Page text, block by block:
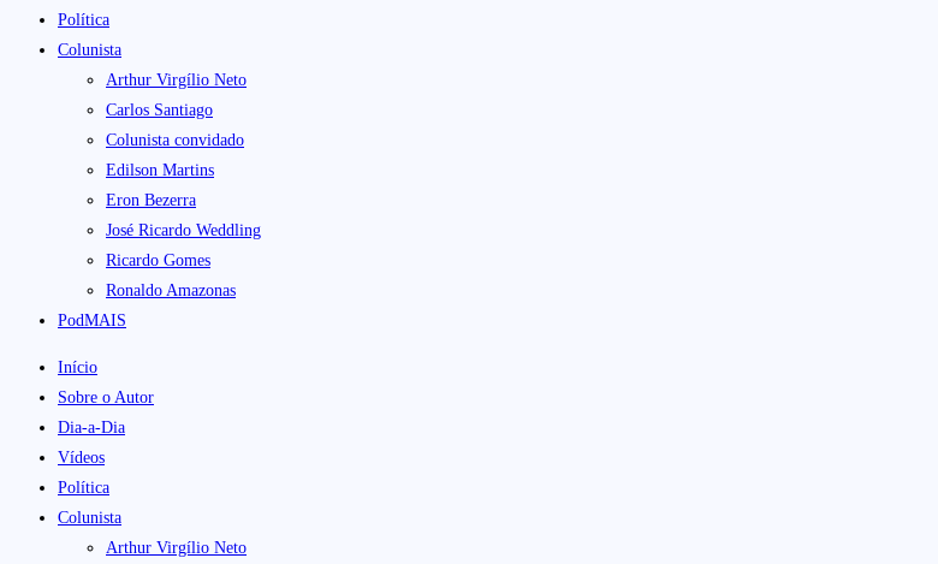
Política
Colunista
Arthur Virgílio Neto
Carlos Santiago
Colunista convidado
Edilson Martins
Eron Bezerra
José Ricardo Weddling
Ricardo Gomes
Ronaldo Amazonas
PodMAIS
Início
Sobre o Autor
Dia-a-Dia
Vídeos
Política
Colunista
Arthur Virgílio Neto